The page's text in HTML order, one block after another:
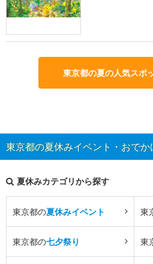
東京都の夏の人気スポ
東京都の夏休みイベント・おで
夏休みカテゴリから探す
東京都の夏休みイベント 東
東京都の七夕祭り 東